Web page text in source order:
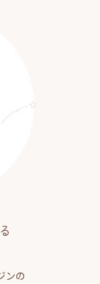
ンの